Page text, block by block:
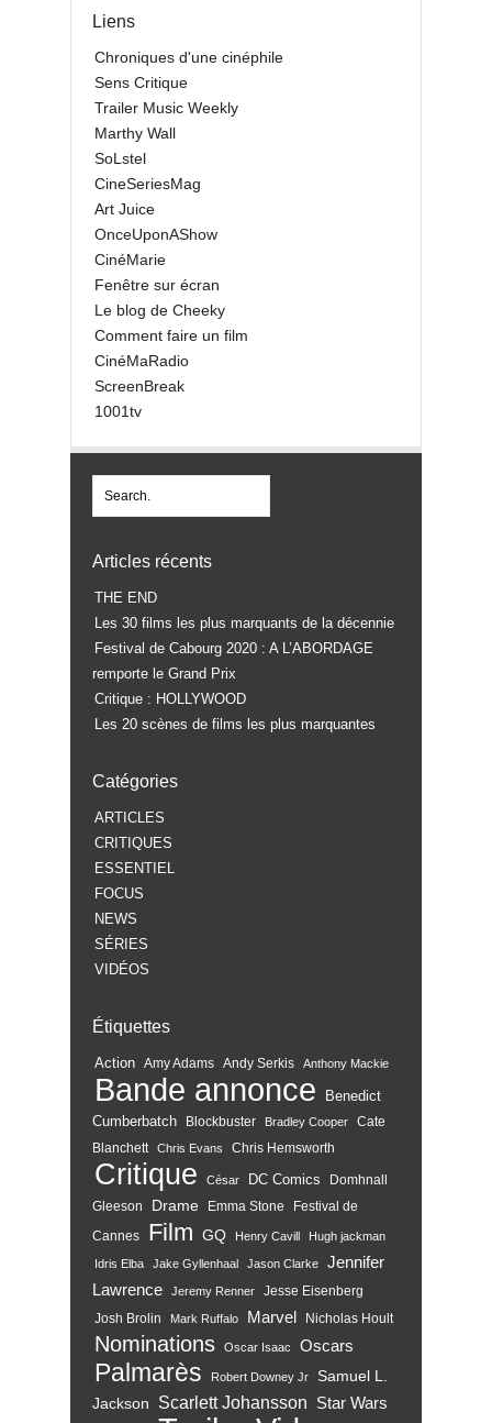
Liens
Chroniques d'une cinéphile
Sens Critique
Trailer Music Weekly
Marthy Wall
SoLstel
CineSeriesMag
Art Juice
OnceUponAShow
CinéMarie
Fenêtre sur écran
Le blog de Cheeky
Comment faire un film
CinéMaRadio
ScreenBreak
1001tv
Articles récents
THE END
Les 30 films les plus marquants de la décennie
Festival de Cabourg 2020 : A L’ABORDAGE
remporte le Grand Prix
Critique : HOLLYWOOD
Les 20 scènes de films les plus marquantes
Catégories
ARTICLES
CRITIQUES
ESSENTIEL
FOCUS
NEWS
SÉRIES
VIDÉOS
Étiquettes
Action Amy Adams Andy Serkis Anthony Mackie
Bande annonce
Benedict
Cumberbatch
Blockbuster Bradley Cooper
Cate
Blanchett
Chris Evans Chris Hemsworth
Critique César DC Comics
Domhnall
Gleeson
Drame Emma Stone
Festival de
Cannes
Film GQ Henry Cavill Hugh jackman
Idris Elba Jake Gyllenhaal Jason Clarke
Jennifer
Lawrence
Jeremy Renner
Jesse Eisenberg
Josh Brolin
Mark Ruffalo Marvel Nicholas Hoult
Nominations Oscar Isaac Oscars
Palmarès Robert Downey Jr
Samuel L.
Jackson
Scarlett Johansson Star Wars